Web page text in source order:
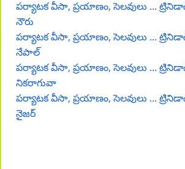
పర్యాటక వీసా, ప్రయాణం, సెలవులు ...
నౌరు
పర్యాటక వీసా, ప్రయాణం, సెలవులు ...
నేపాల్
పర్యాటక వీసా, ప్రయాణం, సెలవులు ...
నికరాగువా
పర్యాటక వీసా, ప్రయాణం, సెలవులు ...
నైజర్